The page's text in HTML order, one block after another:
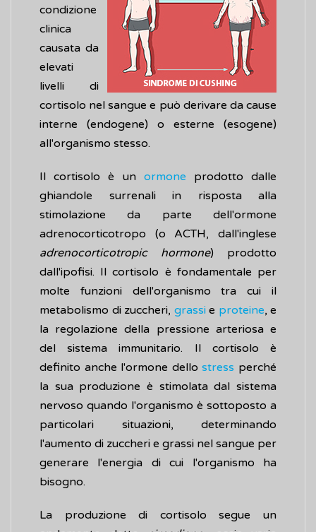
condizione
clinica
causata da
elevati
livelli di
cortisolo nel sangue e può derivare da cause
interne (endogene) o esterne (esogene)
all'organismo stesso.
Il cortisolo è un ormone prodotto dalle
ghiandole surrenali in risposta alla
stimolazione da parte dell'ormone
adrenocorticotropo (o ACTH, dall'inglese
adrenocorticotropic hormone) prodotto
dall'ipofisi. Il cortisolo è fondamentale per
molte funzioni dell'organismo tra cui il
metabolismo di zuccheri, grassie proteine, e
la regolazione della pressione arteriosa e
del sistema immunitario. Il cortisolo è
definito anche l'ormone dellostress perché
la sua produzione è stimolata dal sistema
nervoso quando l'organismo è sottoposto a
particolari situazioni, determinando
l'aumento di zuccheri e grassi nel sangue per
generare l'energia di cui l'organismo ha
bisogno.
La produzione di cortisolo segue un